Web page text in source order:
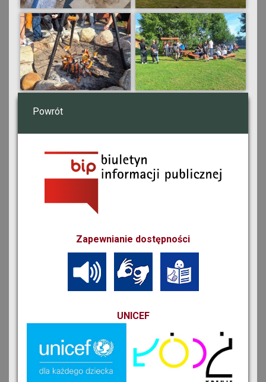
Powrót
Zapewnianie dostępności
UNICEF